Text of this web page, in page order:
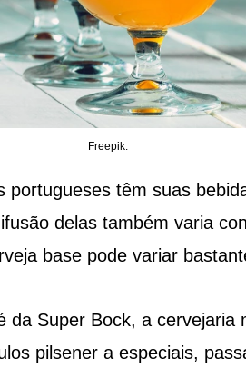
Freepik.
portugueses têm suas
delas também varia
base pode variar
da Super Bock, a cervejaria
pilsener a especiais,